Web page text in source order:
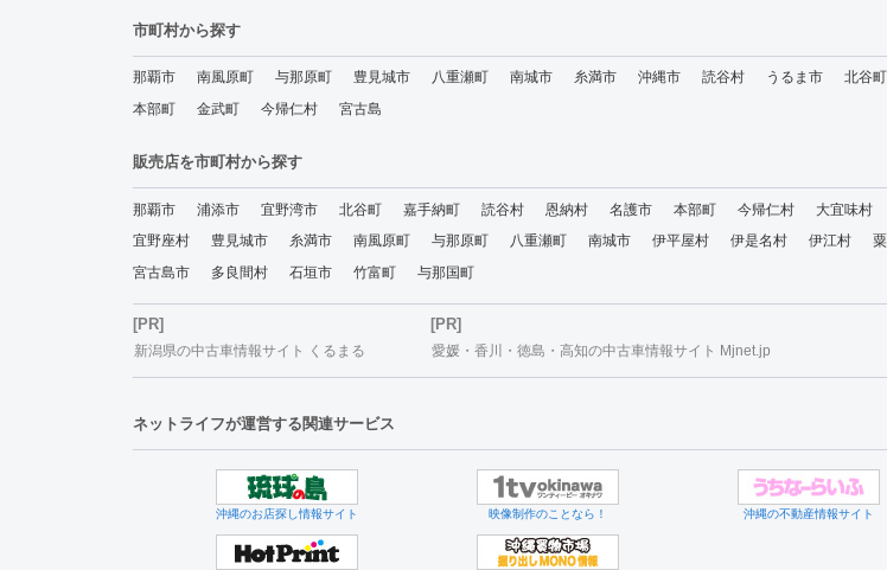
市町村から探す
那覇市 南風原町 与那原町 豊見城市 八重瀬町 南城市 糸満市 沖縄市 読谷村 うるま市 北谷町
本部町
金武町 今帰仁村 宮古島
販売店を市町村から探す
那覇市 浦添市 宜野湾市 北谷町 嘉手納町 読谷村 恩納村 名護市 本部町 今帰仁村 大宜味村
宜野座村
豊見城市 糸満市 南風原町 与那原町 八重瀬町 南城市 伊平屋村 伊是名村 伊江村
宮古島市
多良間村 石垣市 竹富町 与那国町
[PR]
新潟県の中古車情報サイト くるまる
[PR]
愛媛・香川・徳島・高知の中古車情報サイト Mjnet.jp
ネットライフが運営する関連サービス
沖縄のお店探し情報サイト 映像制作のことなら！ 沖縄の不動産情報サイト